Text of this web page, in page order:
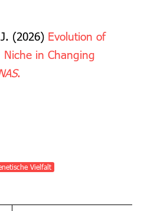
(2026) Evolution of
Niche in Changing
.
Vielfalt